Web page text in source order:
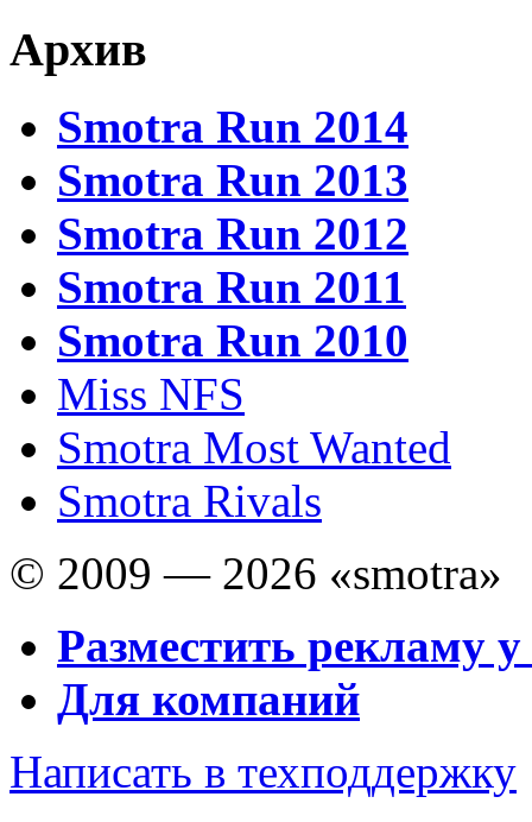
Архив
Smotra Run 2014
Smotra Run 2013
Smotra Run 2012
Smotra Run 2011
Smotra Run 2010
Miss NFS
Smotra Most Wanted
Smotra Rivals
© 2009 — 2026 «smotra»
Разместить рекламу у
Для компаний
Написать в техподдержку